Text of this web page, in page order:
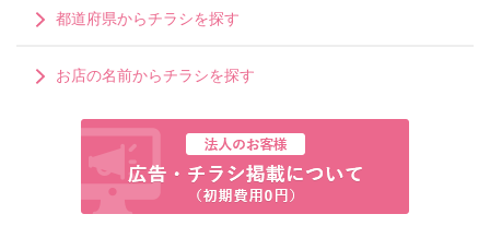
都道府県からチラシを探す
お店の名前からチラシを探す